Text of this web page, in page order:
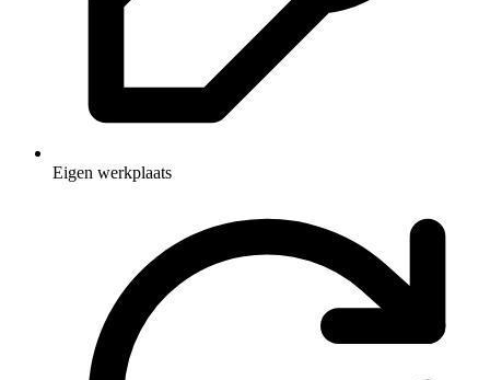
Eigen werkplaats